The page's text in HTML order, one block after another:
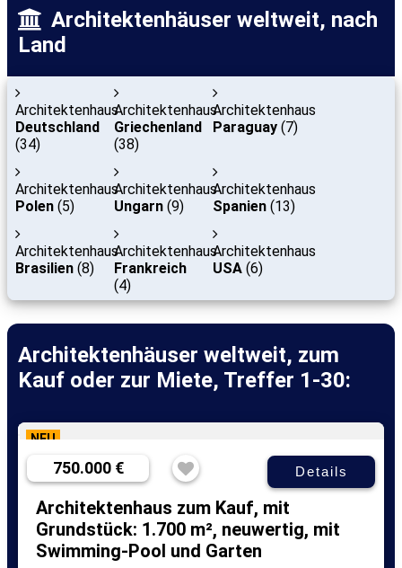
Architektenhäuser weltweit, nach
Land
Architektenhaus
Deutschland
(34)
Architektenhaus
Griechenland
(38)
Architektenhaus
Paraguay (7)
Architektenhaus
Polen (5)
Architektenhaus
Ungarn (9)
Architektenhaus
Spanien (13)
Architektenhaus
Brasilien (8)
Architektenhaus
Frankreich
(4)
Architektenhaus
USA (6)
Architektenhäuser weltweit, zum
Kauf oder zur Miete, Treffer 1-30:
NEU
750.000 € Details
Architektenhaus zum Kauf, mit
Grundstück: 1.700 m², neuwertig, mit
Swimming-Pool und Garten